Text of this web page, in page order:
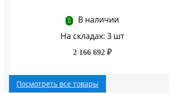
В наличии
На складах: 3 шт
2 166 692 ₽
Посмотреть все товары